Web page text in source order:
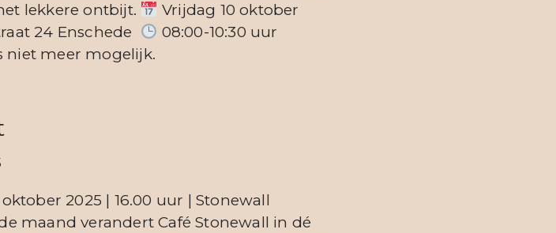
lekkere ontbijt.
Vrijdag 10 oktober
24 Enschede
08:00-10:30 uur
niet meer mogelijk.
2025 | 16.00 uur | Stonewall
maand verandert Café Stonewall in dé